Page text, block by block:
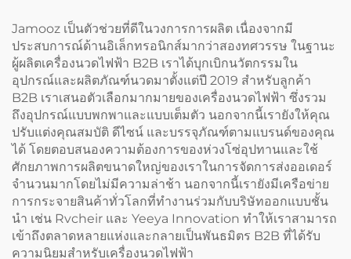
Jamooz เป็นตัวช่วยที่ดีในวงการการผลิต เนื่องจากมี
ประสบการณ์ด้านอิเล็กทรอนิกส์มากว่าสองทศวรรษ ในฐานะ
ผู้ผลิตเครื่องนวดไฟฟ้า B2B เราได้บุกเบิกนวัตกรรมใน
อุปกรณ์และผลิตภัณฑ์นวดมาตั้งแต่ปี 2019 สำหรับลูกค้า
B2B เราเสนอตัวเลือกมากมายของเครื่องนวดไฟฟ้า ซึ่งรวม
ถึงอุปกรณ์แบบพกพาและแบบเต็มตัว นอกจากนี้เรายังให้คุณ
ปรับแต่งคุณสมบัติ ดีไซน์ และบรรจุภัณฑ์ตามแบรนด์ของคุณ
ได้ โดยตอบสนองความต้องการของห่วงโซ่อุปทานและใช้
ศักยภาพการผลิตขนาดใหญ่ของเราในการจัดการส่งออเดอร์
จำนวนมากโดยไม่มีความล่าช้า นอกจากนี้เรายังมีเครือข่าย
การกระจายสินค้าทั่วโลกที่ทำงานร่วมกับบริษัทออกแบบชั้น
นำ เช่น Rvcheir และ Yeeya Innovation ทำให้เราสามารถ
เข้าถึงตลาดหลายแห่งและกลายเป็นพันธมิตร B2B ที่ได้รับ
ความนิยมสำหรับเครื่องนวดไฟฟ้า